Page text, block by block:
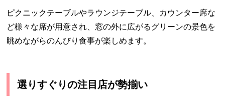
ピクニックテーブルやラウンジテーブル、カウンター席な
ど様々な席が用意され、窓の外に広がるグリーンの景色を
眺めながらのんびり食事が楽しめます。
選りすぐりの注目店が勢揃い